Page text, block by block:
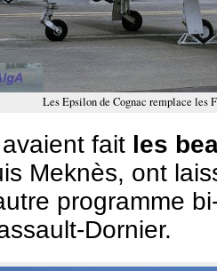
Les Epsilon de Cognac remplace les
fait les
Meknès, ont
programme
Dornier.